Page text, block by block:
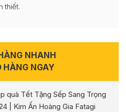
thiết.
NHANH
HÀNG NGAY
quà Tết Tặng Sếp Sang Trọng
| Kim Ấn Hoàng Gia Fatagi